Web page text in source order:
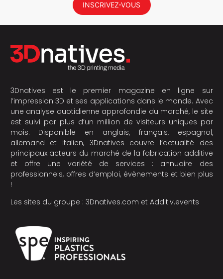
INSCRIVEZ-VOUS
3Dnatives est le premier magazine en ligne sur
l’impression 3D et ses applications dans le monde. Avec
une analyse quotidienne approfondie du marché, le site
est suivi par plus d’un million de visiteurs uniques par
mois. Disponible en anglais, français, espagnol,
allemand et italien, 3Dnatives couvre l’actualité des
principaux acteurs du marché de la fabrication additive
et offre une variété de services : annuaire des
professionnels, offres d’emploi, évènements et bien plus
!
Les sites du groupe : 3Dnatives.com et Additiv.events